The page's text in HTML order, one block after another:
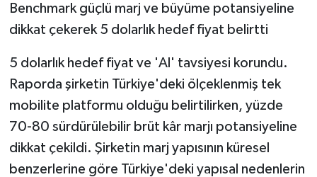
Benchmark güçlü marj ve büyüme potansiyeline
dikkat çekerek 5 dolarlık hedef fiyat belirtti
5 dolarlık hedef fiyat ve 'Al' tavsiyesi korundu.
Raporda şirketin Türkiye'deki ölçeklenmiş tek
mobilite platformu olduğu belirtilirken, yüzde
70-80 sürdürülebilir brüt kâr marjı potansiyeline
dikkat çekildi. Şirketin marj yapısının küresel
benzerlerine göre Türkiye'deki yapısal nedenlerin